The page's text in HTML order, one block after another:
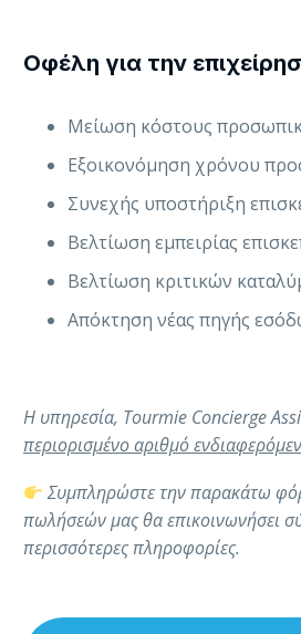
Οφέλη για την
Μείωση κόστους
Εξοικονόμηση χρόνου
Συνεχής υποστήριξη
Βελτίωση εμπειρίας
Βελτίωση κριτικών
Απόκτηση νέας πηγής
Η υπηρεσία, Tourmie Concierge
περιορισμένο αριθμό
Συμπληρώστε την παρακάτω
πωλήσεών μας θα επικοινωνήσει
περισσότερες πληροφορίες.